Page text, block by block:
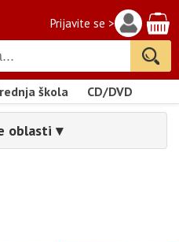
Prijavite se >
škola CD/DVD
oblasti ▾